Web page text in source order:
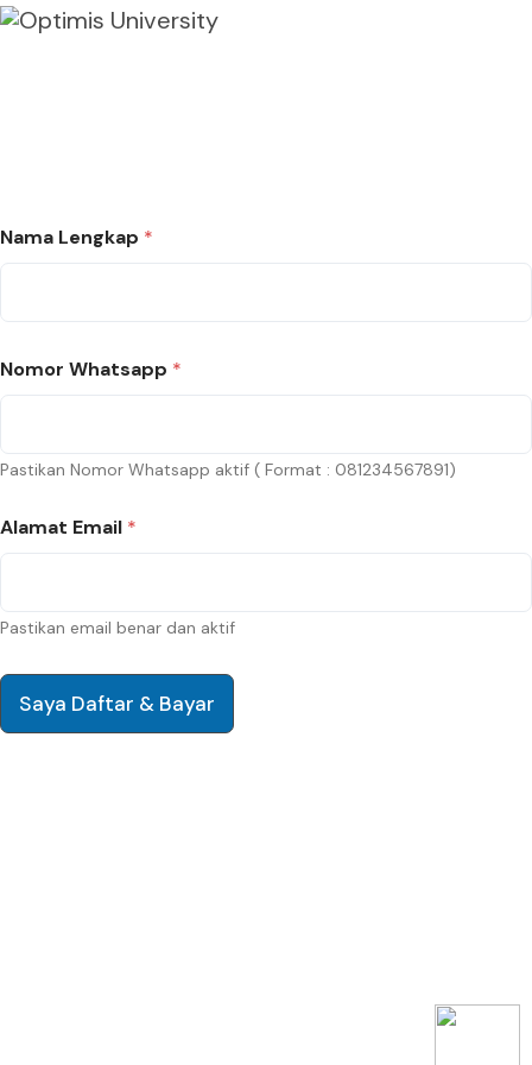
Nama Lengkap *
Nomor Whatsapp *
Pastikan Nomor Whatsapp aktif ( Format : 081234567891)
Alamat Email *
Pastikan email benar dan aktif
Saya Daftar & Bayar